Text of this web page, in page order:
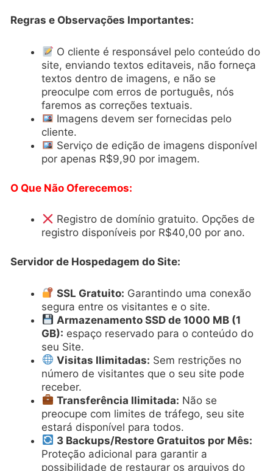
Regras e Observações Importantes:
O cliente é responsável pelo conteúdo do
site, enviando textos editaveis, não forneça
textos dentro de imagens, e não se
preoculpe com erros de português, nós
faremos as correções textuais.
Imagens devem ser fornecidas pelo
cliente.
Serviço de edição de imagens disponível
por apenas R$9,90 por imagem.
O Que Não Oferecemos:
Registro de domínio gratuito. Opções de
registro disponíveis por R$40,00 por ano.
Servidor de Hospedagem do Site:
SSL Gratuito: Garantindo uma conexão
segura entre os visitantes e o site.
Armazenamento SSD de 1000 MB (1
GB): espaço reservado para o conteúdo do
seu Site.
Visitas Ilimitadas: Sem restrições no
número de visitantes que o seu site pode
receber.
Transferência Ilimitada: Não se
preocupe com limites de tráfego, seu site
estará disponível para todos.
3 Backups/Restore Gratuitos por Mês:
Proteção adicional para garantir a
possibilidade de restaurar os arquivos do